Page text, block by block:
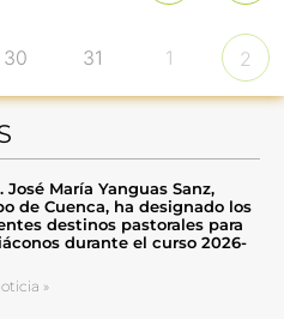
30 31 1 2
José María Yanguas Sanz,
de Cuenca, ha designado los
destinos pastorales para
durante el curso 2026-
»